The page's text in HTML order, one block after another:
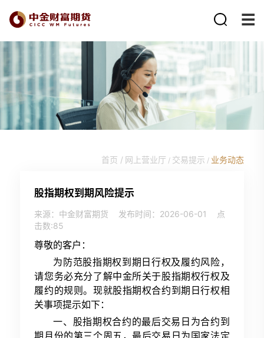
首页 / 网上营业厅 / 交易提示 / 业务动态
股指期权到期风险提示
来源：中金财富期货 发布时间：2026-06-01
点
击数:85
尊敬的客户：
为防范股指期权到期日行权及履约风险，
请您务必充分了解中金所关于股指期权行权及
履约的规则。现就股指期权合约到期日行权相
关事项提示如下：
一、股指期权合约的最后交易日为合约到
期月份的第三个周五，最后交易日为国家法定